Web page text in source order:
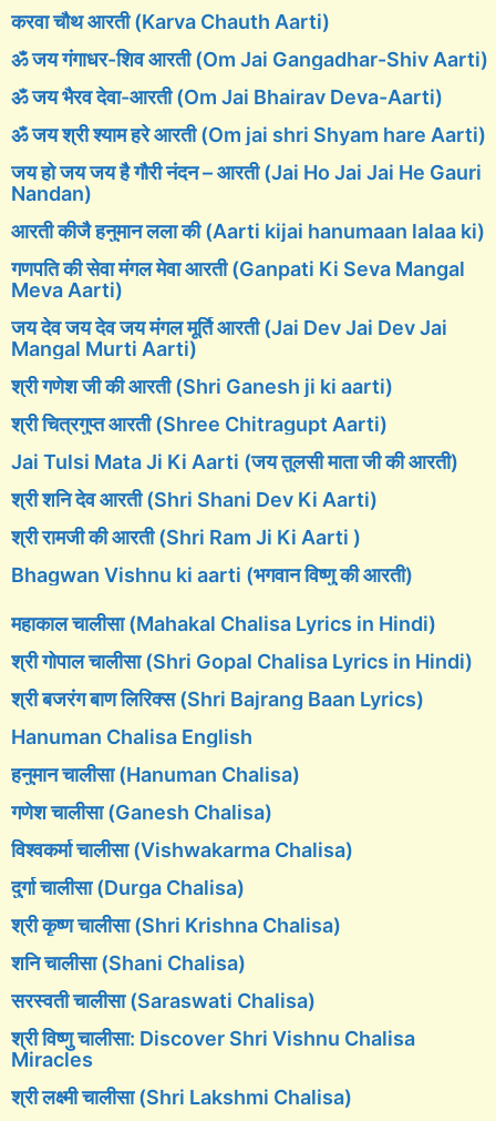
करवा चौथ आरती (Karva Chauth Aarti)
ॐ जय गंगाधर-शिव आरती (Om Jai Gangadhar-Shiv Aarti)
ॐ जय भैरव देवा-आरती (Om Jai Bhairav Deva-Aarti)
ॐ जय श्री श्याम हरे आरती (Om jai shri Shyam hare Aarti)
जय हो जय जय है गौरी नंदन – आरती (Jai Ho Jai Jai He Gauri
Nandan)
आरती कीजै हनुमान लला की (Aarti kijai hanumaan lalaa ki)
गणपति की सेवा मंगल मेवा आरती (Ganpati Ki Seva Mangal
Meva Aarti)
जय देव जय देव जय मंगल मूर्ति आरती (Jai Dev Jai Dev Jai
Mangal Murti Aarti)
श्री गणेश जी की आरती (Shri Ganesh ji ki aarti)
श्री चित्रगुप्त आरती (Shree Chitragupt Aarti)
Jai Tulsi Mata Ji Ki Aarti (जय तुलसी माता जी की आरती)
श्री शनि देव आरती (Shri Shani Dev Ki Aarti)
श्री रामजी की आरती (Shri Ram Ji Ki Aarti )
Bhagwan Vishnu ki aarti (भगवान विष्णु की आरती)
महाकाल चालीसा (Mahakal Chalisa Lyrics in Hindi)
श्री गोपाल चालीसा (Shri Gopal Chalisa Lyrics in Hindi)
श्री बजरंग बाण लिरिक्स (Shri Bajrang Baan Lyrics)
Hanuman Chalisa English
हनुमान चालीसा (Hanuman Chalisa)
गणेश चालीसा (Ganesh Chalisa)
विश्वकर्मा चालीसा (Vishwakarma Chalisa)
दुर्गा चालीसा (Durga Chalisa)
श्री कृष्ण चालीसा (Shri Krishna Chalisa)
शनि चालीसा (Shani Chalisa)
सरस्वती चालीसा (Saraswati Chalisa)
श्री विष्णु चालीसा: Discover Shri Vishnu Chalisa
Miracles
श्री लक्ष्मी चालीसा (Shri Lakshmi Chalisa)